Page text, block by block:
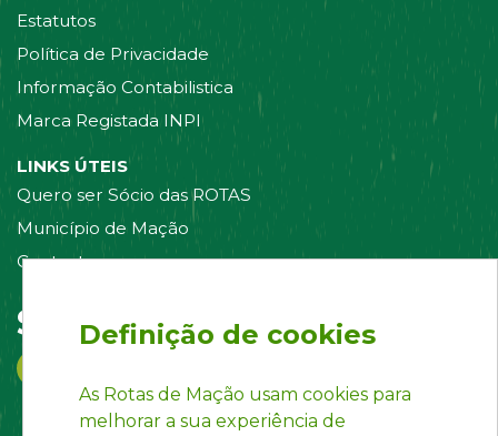
Estatutos
Política de Privacidade
Informação Contabilistica
Marca Registada INPI
LINKS ÚTEIS
Quero ser Sócio das ROTAS
Município de Mação
Contacte-nos
Siga-nos em:
Definição de cookies
As Rotas de Mação usam cookies para
melhorar a sua experiência de